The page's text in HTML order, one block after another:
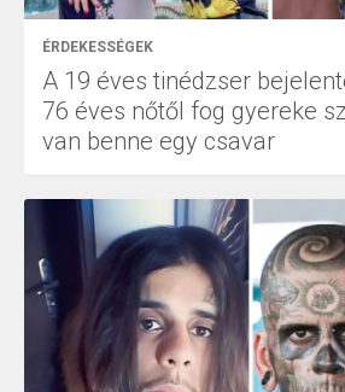
ÉRDEKESSÉGEK
A 19 éves tinédzser
76 éves nőtől fog gyereke
van benne egy csavar